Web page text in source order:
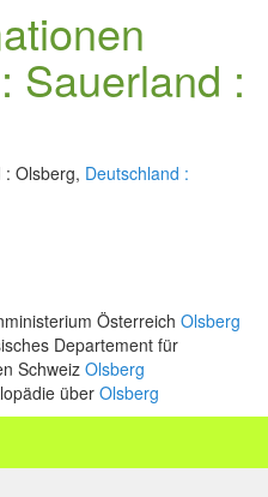
Sauerland :
: Olsberg, Deutschland :
Österreich Olsberg
Departement für
Schweiz Olsberg
über Olsberg